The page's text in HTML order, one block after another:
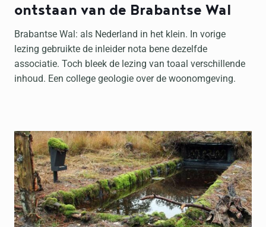
ontstaan van de Brabantse Wal
Brabantse Wal: als Nederland in het klein. In vorige
lezing gebruikte de inleider nota bene dezelfde
associatie. Toch bleek de lezing van toaal verschillende
inhoud. Een college geologie over de woonomgeving.